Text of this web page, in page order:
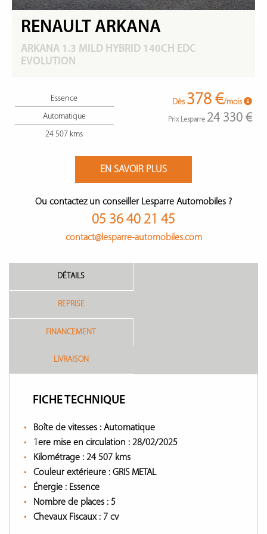
RENAULT ARKANA
ARKANA 1.3 MILD HYBRID 140CH EDC
EVOLUTION
Essence
Automatique
24 507 kms
Dès 378 €/mois
Prix Lesparre 24 330 €
EN SAVOIR PLUS
Ou contactez un conseiller Lesparre Automobiles ?
05 36 40 21 45
contact@lesparre-automobiles.com
DÉTAILS
REPRISE
FINANCEMENT
LIVRAISON
FICHE TECHNIQUE
Boîte de vitesses : Automatique
1ere mise en circulation : 28/02/2025
Kilométrage : 24 507 kms
Couleur extérieure : GRIS METAL
Énergie : Essence
Nombre de places : 5
Chevaux Fiscaux : 7 cv